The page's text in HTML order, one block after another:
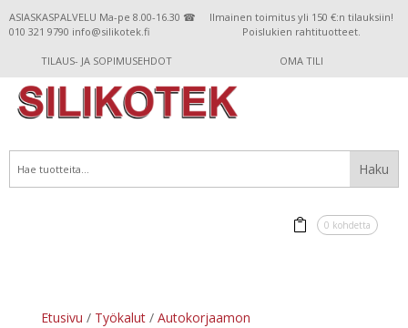
ASIASKASPALVELU Ma-pe 8.00-16.30 ☎
010 321 9790 info@silikotek.fi
Ilmainen toimitus yli 150 €:n tilauksiin!
Poislukien rahtituotteet.
TILAUS- JA SOPIMUSEHDOT OMA TILI
0 kohdetta
Etusivu / Työkalut/ Autokorjaamon